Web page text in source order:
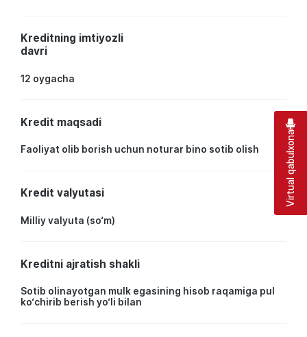
Kreditning imtiyozli
davri
12 oygacha
Kredit maqsadi
Faoliyat olib borish uchun noturar bino sotib olish
Kredit valyutasi
Milliy valyuta (so‘m)
Kreditni ajratish shakli
Sotib olinayotgan mulk egasining hisob raqamiga pul
ko‘chirib berish yo‘li bilan
Virtual qabulxona